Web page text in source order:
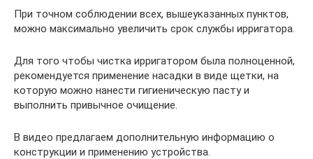
При точном соблюдении всех, вышеуказанных пунктов,
можно максимально увеличить срок службы ирригатора.
Для того чтобы чистка ирригатором была полноценной,
рекомендуется применение насадки в виде щетки, на
которую можно нанести гигиеническую пасту и
выполнить привычное очищение.
В видео предлагаем дополнительную информацию о
конструкции и применению устройства.